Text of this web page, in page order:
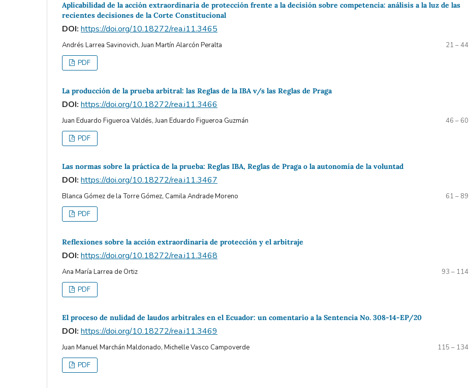
Aplicabilidad de la acción extraordinaria de protección frente a la decisión sobre competencia: análisis a la luz de las
recientes decisiones de la Corte Constitucional
DOI: https://doi.org/10.18272/rea.i11.3465
Andrés Larrea Savinovich, Juan Martín Alarcón Peralta
21 – 44
PDF
La producción de la prueba arbitral: las Reglas de la IBA v/s las Reglas de Praga
DOI: https://doi.org/10.18272/rea.i11.3466
Juan Eduardo Figueroa Valdés, Juan Eduardo Figueroa Guzmán
46 – 60
PDF
Las normas sobre la práctica de la prueba: Reglas IBA, Reglas de Praga o la autonomía de la voluntad
DOI: https://doi.org/10.18272/rea.i11.3467
Blanca Gómez de la Torre Gómez, Camila Andrade Moreno
61 – 89
PDF
Reflexiones sobre la acción extraordinaria de protección y el arbitraje
DOI: https://doi.org/10.18272/rea.i11.3468
Ana María Larrea de Ortiz
93 – 114
PDF
El proceso de nulidad de laudos arbitrales en el Ecuador: un comentario a la Sentencia No. 308-14-EP/20
DOI: https://doi.org/10.18272/rea.i11.3469
Juan Manuel Marchán Maldonado, Michelle Vasco Campoverde
115 – 134
PDF